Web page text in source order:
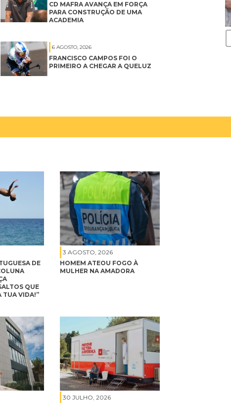
CD MAFRA AVANÇA EM FORÇA
PARA CONSTRUÇÃO DE UMA
ACADEMIA
6 AGOSTO, 2026
FRANCISCO CAMPOS FOI O
PRIMEIRO A CHEGAR A QUELUZ
DE
QUE
TUA VIDA!”
3 AGOSTO, 2026
HOMEM ATEOU FOGO À
MULHER NA AMADORA
30 JULHO, 2026